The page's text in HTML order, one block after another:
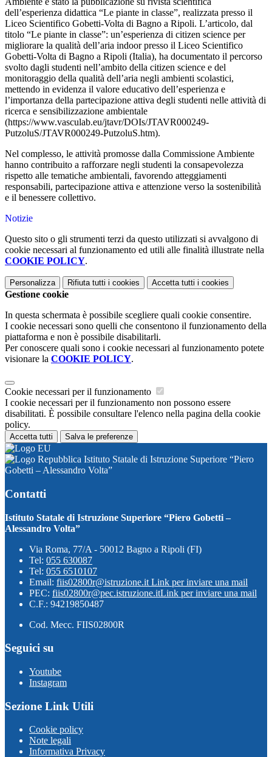
dell’esperienza didattica “Le piante in classe”, realizzata presso il
Liceo Scientifico Gobetti-Volta di Bagno a Ripoli. L’articolo, dal
titolo “Le piante in classe”: un’esperienza di citizen science per
migliorare la qualità dell’aria indoor presso il Liceo Scientifico
Gobetti-Volta di Bagno a Ripoli (Italia), ha documentato il percorso
svolto dagli studenti nell’ambito della citizen science e del
monitoraggio della qualità dell’aria negli ambienti scolastici,
mettendo in evidenza il valore educativo dell’esperienza e
l’importanza della partecipazione attiva degli studenti nelle attività di
ricerca e sensibilizzazione ambientale
(https://www.vasculab.eu/jtavr/DOIs/JTAVR000249-
PutzoluS/JTAVR000249-PutzoluS.htm).
Nel complesso, le attività promosse dalla Commissione Ambiente
hanno contribuito a rafforzare negli studenti la consapevolezza
rispetto alle tematiche ambientali, favorendo atteggiamenti
responsabili, partecipazione attiva e attenzione verso la sostenibilità
e il benessere collettivo.
Notizie
Questo sito o gli strumenti terzi da questo utilizzati si avvalgono di
cookie necessari al funzionamento ed utili alle finalità illustrate nella
COOKIE POLICY.
Personalizza Rifiuta tutti i cookies Accetta tutti i cookies
Gestione cookie
In questa schermata è possibile scegliere quali cookie consentire.
I cookie necessari sono quelli che consentono il funzionamento della
piattaforma e non è possibile disabilitarli.
Per conoscere quali sono i cookie necessari al funzionamento potete
visionare la COOKIE POLICY.
Cookie necessari per il funzionamento
I cookie necessari per il funzionamento non possono essere
disabilitati. È possibile consultare l'elenco nella pagina della cookie
policy.
Accetta tutti Salva le preferenze
Istituto Statale di Istruzione Superiore “Piero
Gobetti – Alessandro Volta”
Contatti
Istituto Statale di Istruzione Superiore “Piero Gobetti –
Alessandro Volta”
Via Roma, 77/A - 50012 Bagno a Ripoli (FI)
Tel: 055 630087
Tel: 055 6510107
Email: fiis02800r@istruzione.it Link per inviare una mail
PEC: fiis02800r@pec.istruzione.itLink per inviare una mail
C.F.: 94219850487
Cod. Mecc. FIIS02800R
Seguici su
Youtube
Instagram
Sezione Link Utili
Cookie policy
Note legali
Informativa Privacy